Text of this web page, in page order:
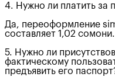
4. Нужно ли платить за
Да, переоформление
составляет 1,02 сомони.
5. Нужно ли
фактическому
предъявить его